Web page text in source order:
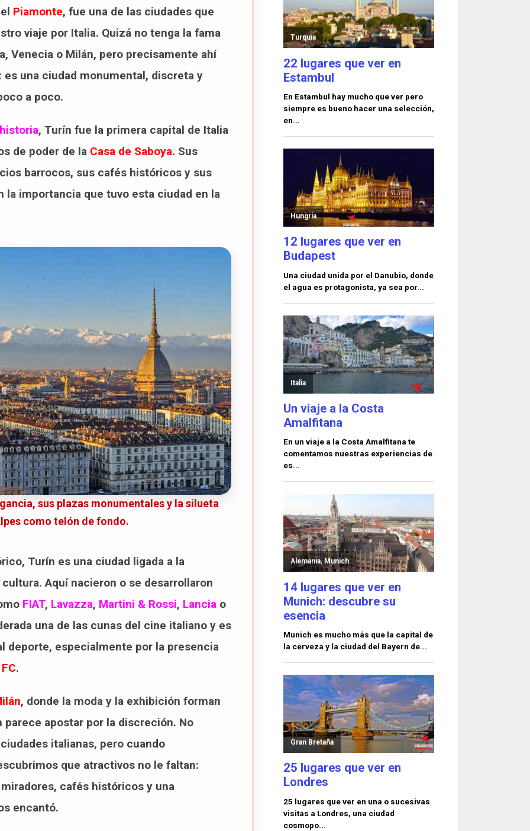
de Turín
Roma
Romano
Palazzo)
visitar Porta Palazzo en 2026
visitar el Palacio de Carignano en 2026
visitar la Consolata en 2026
Turín
desde Turín
visitar Turín
Majestic
Turín
Piamonte, fue una de las ciudades que
viaje por Italia. Quizá no tenga la fama
Venecia o Milán, pero precisamente ahí
una ciudad monumental, discreta y
a poco.
, Turín fue la primera capital de Italia
de poder de la Casa de Saboya. Sus
barrocos, sus cafés históricos y sus
la importancia que tuvo esta ciudad en la
sus plazas monumentales y la silueta
como telón de fondo.
Turín es una ciudad ligada a la
Aquí nacieron o se desarrollaron
FIAT, Lavazza, Martini & Rossi, Lancia o
una de las cunas del cine italiano y es
deporte, especialmente por la presencia
.
, donde la moda y la exhibición forman
apostar por la discreción. No
italianas, pero cuando
que atractivos no le faltan:
cafés históricos y una
encantó.